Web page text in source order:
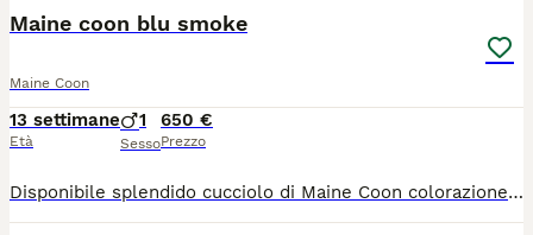
Maine coon blu smoke
Maine Coon
13 settimane
Età
1
Sesso
650 €
Prezzo
Disponibile splendido cucciolo di Maine Coon colorazione Blu Smoke (sottopelo bianco con effetto fumo) da imponenti linee russe (tratti marcati e grandi ciuffi sulle orecchie). Genitori: Visibili e testati negativi FIV/FeLV e HCM (cardiopatia). Pedigree: Ceduto senza pedigree esclusivamente come animale da compagnia. Il cucciolo verrà consegnato con: Libretto sanitario Ciclo di sverminazione e primo vaccino Già svezzato e abituato alla lettiera